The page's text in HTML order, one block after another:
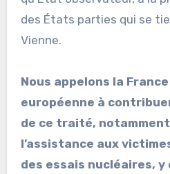
des États parties qui se
Vienne.
Nous appelons la France
européenne à
de ce traité,
l’assistance aux
des essais nucléaires, y